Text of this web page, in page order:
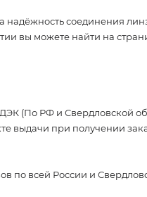
надёжность соединения
вы можете найти на
(По РФ и Свердловской
выдачи при получении
по всей России и